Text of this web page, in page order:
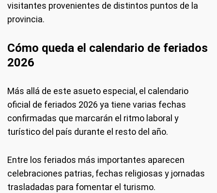
visitantes provenientes de distintos puntos de la
provincia.
Cómo queda el calendario de feriados
2026
Más allá de este asueto especial, el calendario
oficial de feriados 2026 ya tiene varias fechas
confirmadas que marcarán el ritmo laboral y
turístico del país durante el resto del año.
Entre los feriados más importantes aparecen
celebraciones patrias, fechas religiosas y jornadas
trasladadas para fomentar el turismo.